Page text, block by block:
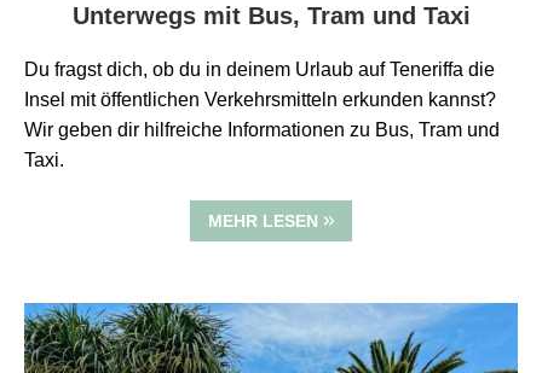
Unterwegs mit Bus, Tram und Taxi
Du fragst dich, ob du in deinem Urlaub auf Teneriffa die
Insel mit öffentlichen Verkehrsmitteln erkunden kannst?
Wir geben dir hilfreiche Informationen zu Bus, Tram und
Taxi.
MEHR LESEN